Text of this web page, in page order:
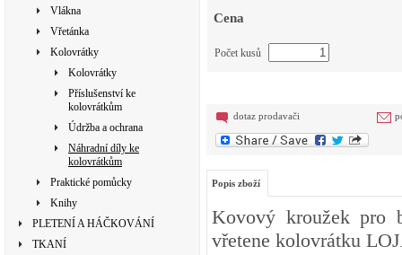
Vlákna
Vřetánka
Kolovrátky
Kolovrátky
Příslušenství ke
kolovrátkům
Údržba a ochrana
Náhradní díly ke
kolovrátkům
Praktické pomůcky
Knihy
PLETENÍ A HÁČKOVÁNÍ
TKANÍ
Cena
Počet kusů
dotaz prodavači
Popis zboží
Kovový kroužek pro
vřetene kolovrátku